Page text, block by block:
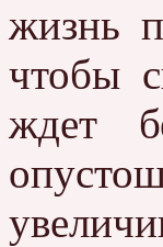
жизнь
чтобы
ждет